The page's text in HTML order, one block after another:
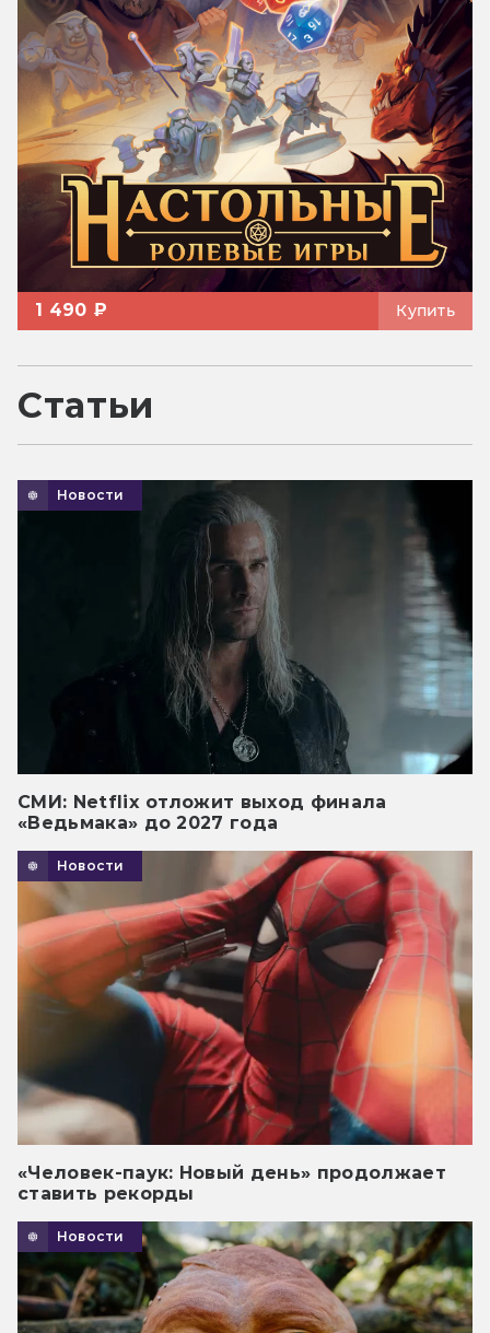
1 490 ₽ Купить
Статьи
Новости
СМИ: Netflix отложит выход финала
«Ведьмака» до 2027 года
Новости
«Человек-паук: Новый день» продолжает
ставить рекорды
Новости